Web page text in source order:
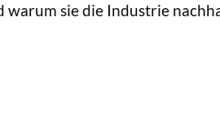
sie die Industrie